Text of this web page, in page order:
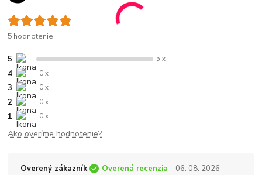
5 hodnotenie
5 5 x
4 0 x
3 0 x
2 0 x
1 0 x
Ako overíme hodnotenie?
Overený zákazník Overená recenzia - 06. 08. 2026